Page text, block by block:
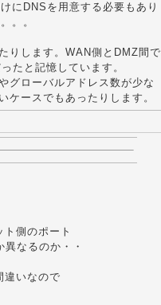
にDNSを用意する必要もあり
。。
りします。WAN側とDMZ間で
たと記憶しています。
グローバルアドレス数が少な
ケースでもあったりします。
側のポート
なるのか・・
違いなので